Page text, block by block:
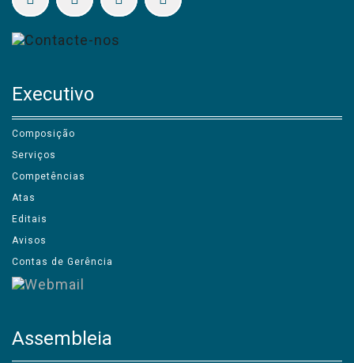
Executivo
Composição
Serviços
Competências
Atas
Editais
Avisos
Contas de Gerência
Assembleia